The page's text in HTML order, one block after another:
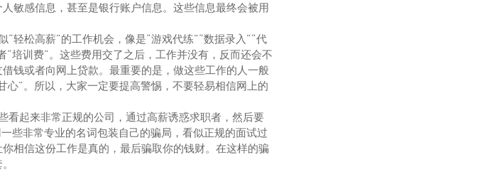
敏感信息，甚至是银行账户信息。这些信息最终会被用
轻松高薪”的工作机会，像是“游戏代练”“数据录入”“代
培训费”。这些费用交了之后，工作并没有，反而还会不
钱或者向网上贷款。最重要的是，做这些工作的人一般
”。所以，大家一定要提高警惕，不要轻易相信网上的
看起来非常正规的公司，通过高薪诱惑求职者，然后要
些非常专业的名词包装自己的骗局，看似正规的面试过
相信这份工作是真的，最后骗取你的钱财。在这样的骗